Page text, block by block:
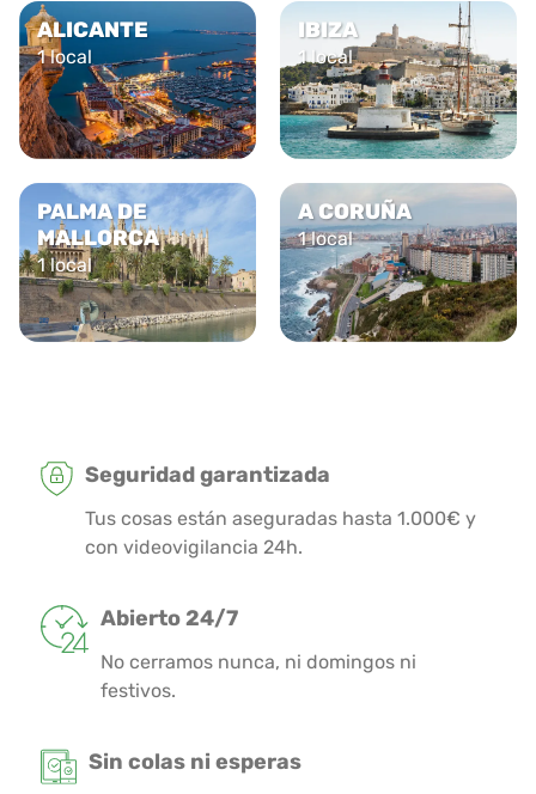
ALICANTE
1 local
IBIZA
1 local
PALMA DE
MALLORCA
1 local
A CORUÑA
1 local
Seguridad garantizada
Tus cosas están aseguradas hasta 1.000€ y
con videovigilancia 24h.
Abierto 24/7
No cerramos nunca, ni domingos ni
festivos.
Sin colas ni esperas